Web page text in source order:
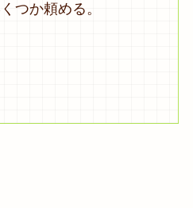
つか頼める。